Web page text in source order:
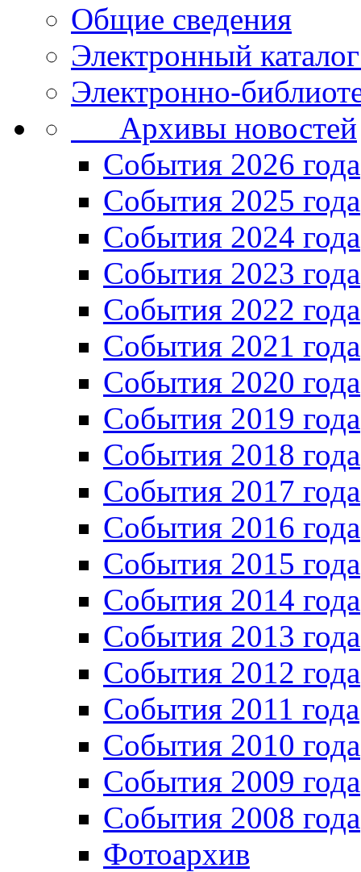
Общие сведения
Электронный
Электронно-
Архивы новостей
Cобытия 2026 года
События 2025 года
События 2024 года
События 2023 года
Cобытия 2022 года
Cобытия 2021 года
События 2020 года
События 2019 года
События 2018 года
События 2017 года
События 2016 года
События 2015 года
События 2014 года
События 2013 года
События 2012 года
События 2011 года
События 2010 года
События 2009 года
События 2008 года
Фотоархив